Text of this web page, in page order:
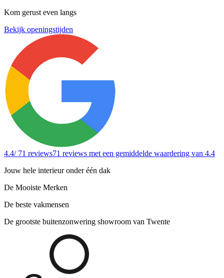
Kom gerust even langs
Bekijk openingstijden
4.4/ 71 reviews71 reviews met een gemiddelde waardering van 4.4
Jouw hele interieur onder één dak
De Mooiste Merken
De beste vakmensen
De grootste buitenzonwering showroom van Twente